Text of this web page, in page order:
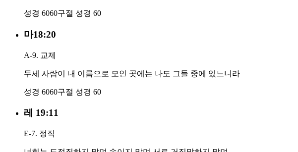
성경 6060구절 성경 60
마18:20
A-9. 교제
두세 사람이 내 이름으로 모인 곳에는 나도 그들 중에 있느니라
성경 6060구절 성경 60
레 19:11
E-7. 정직